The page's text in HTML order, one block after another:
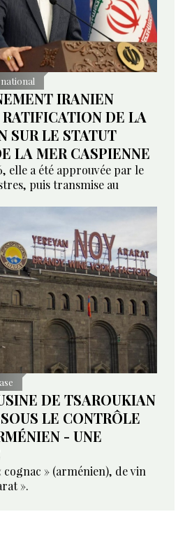
IRANIEN
DE LA
SUR LE STATUT
LA MER CASPIENNE
elle a été approuvée par le
puis transmise au
DE TSAROUKIAN
LE CONTRÔLE
- UNE
» (arménien), de vin
».